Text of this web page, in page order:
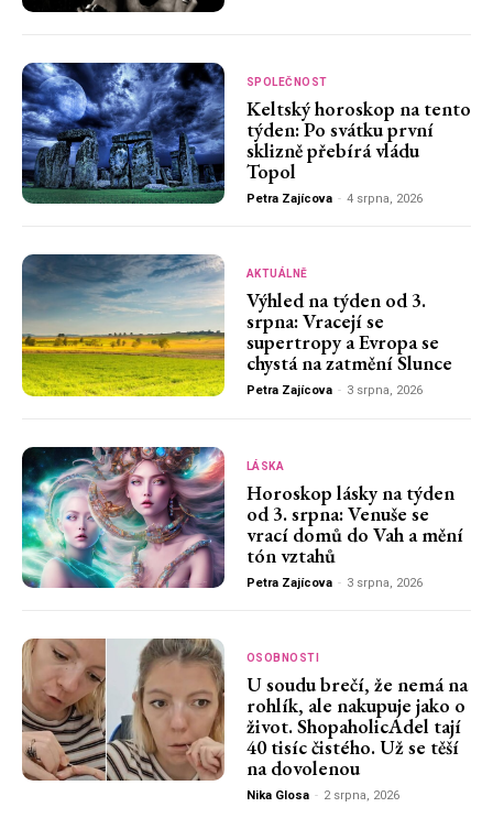
SPOLEČNOST
Keltský horoskop na tento
týden: Po svátku první
sklizně přebírá vládu
Topol
Petra Zajícova - 4 srpna, 2026
AKTUÁLNĚ
Výhled na týden od 3.
srpna: Vracejí se
supertropy a Evropa se
chystá na zatmění Slunce
Petra Zajícova - 3 srpna, 2026
LÁSKA
Horoskop lásky na týden
od 3. srpna: Venuše se
vrací domů do Vah a mění
tón vztahů
Petra Zajícova - 3 srpna, 2026
OSOBNOSTI
U soudu brečí, že nemá na
rohlík, ale nakupuje jako o
život. ShopaholicAdel tají
40 tisíc čistého. Už se těší
na dovolenou
Nika Glosa - 2 srpna, 2026